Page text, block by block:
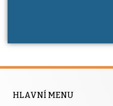
HLAVNÍ MENU